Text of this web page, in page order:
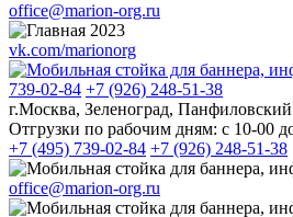
office@marion-org.ru
vk.com/marionorg
739-02-84 +7 (926) 248-51-38
г.Москва, Зеленоград,
Отгрузки по рабочим дням: с 10-00
+7 (495) 739-02-84 +7 (926) 248-51-38
office@marion-org.ru